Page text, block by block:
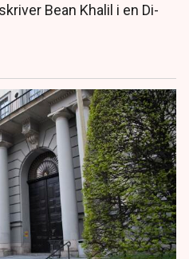
Bean Khalil i en Di-